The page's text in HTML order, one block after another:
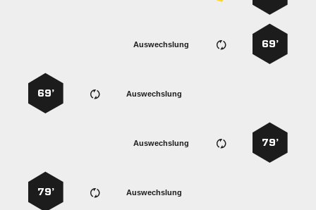
69’
Auswechslung
Auswechslung
69’
79’
Auswechslung
Auswechslung
79’